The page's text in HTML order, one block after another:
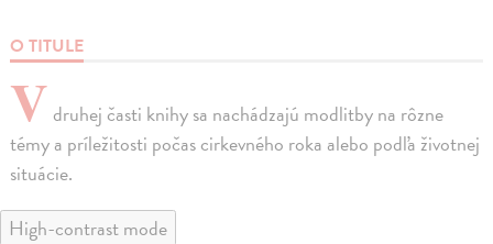
O TITULE
V druhej časti knihy sa nachádzajú modlitby na rôzne
témy a príležitosti počas cirkevného roka alebo podľa životnej
situácie.
High-contrast mode